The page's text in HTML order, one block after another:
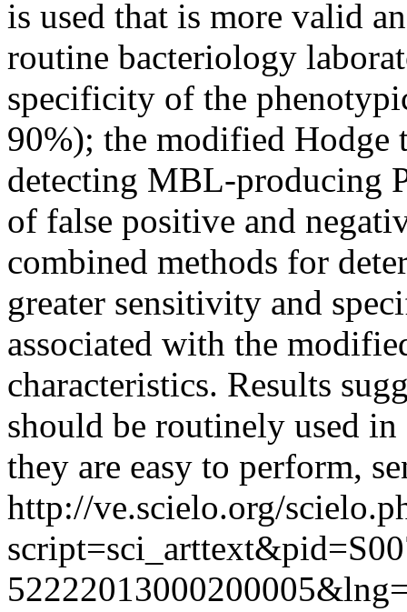
is used that is more valid
routine bacteriology
specificity of the
90%); the modified Hodge
detecting MBL-producing
of false positive and
combined methods for
greater sensitivity and
associated with the
characteristics. Results
should be routinely used
they are easy to perform,
http://ve.scielo.org/